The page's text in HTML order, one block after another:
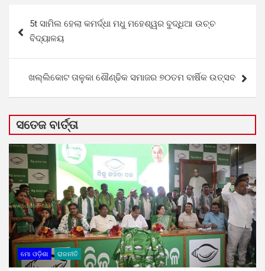
navigation
5t ସାମିଲ ହେଲା କମର୍ଦ୍ଧା ମଧୁ ମହେଶ୍ୱର ବୁଦ୍ଧିଆ ଉଚ୍ଚ
ବିଦ୍ୟାଳୟ
ଖଲ୍ଲିକୋଟ ତାଳୁକା ଶୌଣ୍ଢିକ ସମାଜର ୭୦ତମ ବାର୍ଷିକ ଉତ୍ସବ
ସତେଜ ବାର୍ତ୍ତା
ମୋ ଓଡ଼ିଶା ରାଜନୀତି